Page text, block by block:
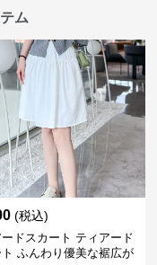
ム
(税込)
ドスカート ティアード
ふんわり優美な裾広が